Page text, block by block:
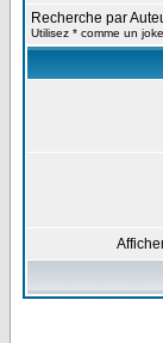
Recherche par
Utilisez * comme un